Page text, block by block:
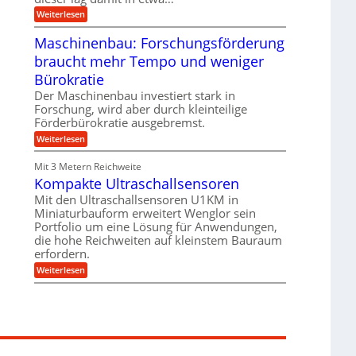
e
n
B
S
C
L
w
e
i
t
e
r
e
n
w
i
c
k
e
l
t
i
e
H
b
r
i
d
-
K
u
g
e
l
a
g
e
Weiterlesen:
T
u
m
p
f
e
r
z
i
e
l
U
m
s
a
t
z
k
n
a
p
p
V
Maschinenbau: Forschungsförderung
braucht mehr Tempo und weniger
Bürokratie
Der Maschinenbau investiert stark in
Forschung, wird aber durch kleinteilige
Förderbürokratie ausgebremst.
Weiterlesen:
M
s
c
h
i
n
e
n
b
a
u
:
c
Mit 3 Metern Reichweite
Kompakte Ultraschallsensoren
Mit den Ultraschallsensoren U1KM in
Miniaturbauform erweitert Wenglor sein
Portfolio um eine Lösung für Anwendungen,
die hohe Reichweiten auf kleinstem Bauraum
erfordern.
Weiterlesen:
K
k